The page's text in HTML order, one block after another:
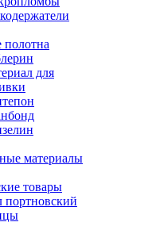
для
материалы
товары
портновский